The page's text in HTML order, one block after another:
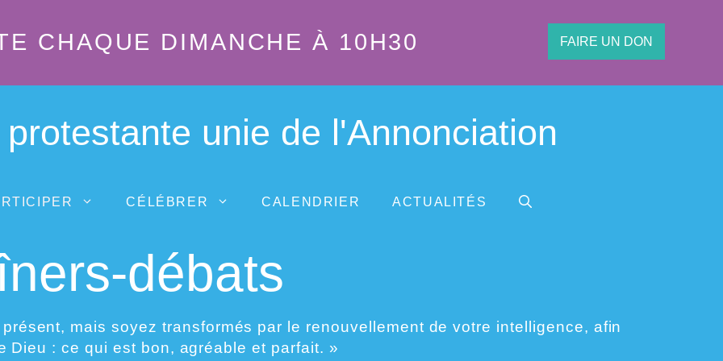
CHAQUE DIMANCHE À 10H30 FAIRE UN DON
unie de l'Annonciation
CÉLÉBRER CALENDRIER ACTUALITÉS
débats
mais soyez transformés par le renouvellement de votre intelligence, afin
Dieu : ce qui est bon, agréable et parfait. »